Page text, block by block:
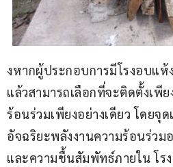
งหากผู้ประกอบการมีโรงอบแห้
แล้วสามารถเลือกที่จะติดตั้งเพี
ร้อนร่วมเพียงอย่างเดียว โดยจุ
อัจฉริยะพลังงานความร้อนร่ว
และความชื้นสัมพัทธ์ภายใน โร